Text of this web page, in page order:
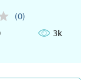
(0)
3k